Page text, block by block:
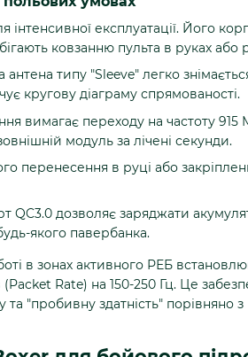
експлуатації. Його
ковзанню пульта в руках або
антена типу "Sleeve" легко
кругову діаграму спрямованості.
вимагає переходу на частоту 915
модуль за лічені секунди.
перенесення в руці або
QC3.0 дозволяє заряджати
якого павербанка.
в зонах активного РЕБ
Rate) на 150-250 Гц. Це
та "пробивну здатність" порівняно з